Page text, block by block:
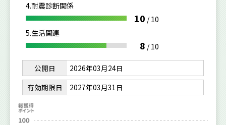
4.耐震診断関係
10 /10
5.生活関連
8 /10
公開日
2026年03月24日
有効期限日
2027年03月31日